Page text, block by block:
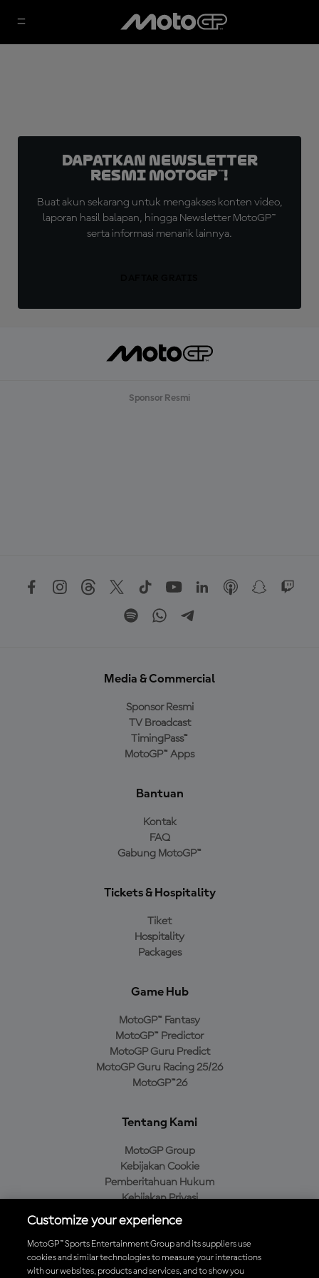
Dapatkan Newsletter
Resmi MotoGP™!
Buat akun sekarang untuk mengakses konten video,
laporan hasil balapan, hingga Newsletter MotoGP™
serta informasi menarik lainnya.
Sponsor Resmi
Media & Commercial
Sponsor Resmi
TV Broadcast
TimingPass™
MotoGP™ Apps
Bantuan
Kontak
FAQ
Gabung MotoGP™
Tickets & Hospitality
Tiket
Hospitality
Packages
Game Hub
MotoGP™ Fantasy
MotoGP™ Predictor
MotoGP Guru Predict
MotoGP Guru Racing 25/26
MotoGP™26
Tentang Kami
MotoGP Group
Kebijakan Cookie
Pemberitahuan Hukum
Kebijakan Privasi
Kebijakan Pembelian
Unduh Aplikasi Resmi MotoGP™
Customize your experience
MotoGP™ Sports Entertainment Group and its suppliers use
cookies and similar technologies to measure your interactions
with our websites, products and services, and to show you